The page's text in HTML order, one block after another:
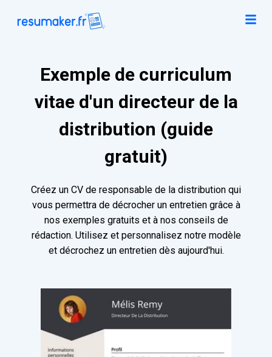
Exemple de curriculum
vitae d'un directeur de la
distribution (guide
gratuit)
Créez un CV de responsable de la distribution qui
vous permettra de décrocher un entretien grâce à
nos exemples gratuits et à nos conseils de
rédaction. Utilisez et personnalisez notre modèle
et décrochez un entretien dès aujourd'hui.